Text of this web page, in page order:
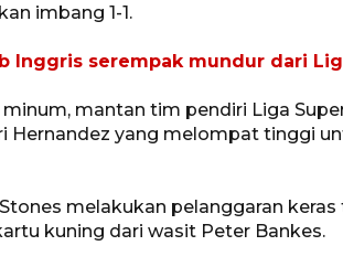
imbang 1-1.
Inggris serempak mundur dari
mantan tim pendiri Liga
Hernandez yang melompat tinggi
melakukan pelanggaran
kuning dari wasit Peter Bankes.